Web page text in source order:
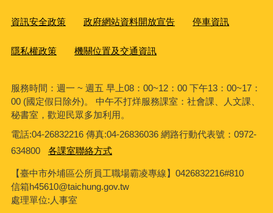
資訊安全政策 政府網站資料開放宣告 停車資訊
隱私權政策 機關位置及交通資訊
服務時間：週一 ~ 週五 早上08：00~12：00 下午13：00~17：
00 (國定假日除外)。 中午不打烊服務課室：社會課、人文課、
秘書室，歡迎民眾多加利用。
電話:04-26832216 傳真:04-26836036 網路行動代表號：0972-
634800
各課室聯絡方式
【臺中市外埔區公所員工職場霸凌專線】0426832216#810
信箱h45610@taichung.gov.tw
處理單位:人事室